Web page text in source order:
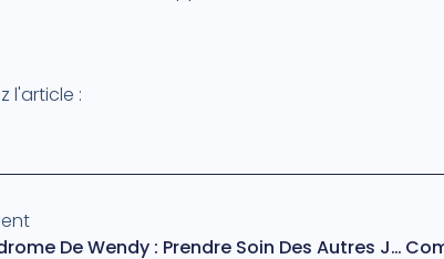
l'article :
Le Syndrome De Wendy : Prendre Soin Des Autres Jusqu’à L’obsession